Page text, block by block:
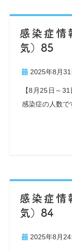
感染症情
気）85
2025年8月31
【8月25日～
感染症の人数
感染症情
気）84
2025年8月24